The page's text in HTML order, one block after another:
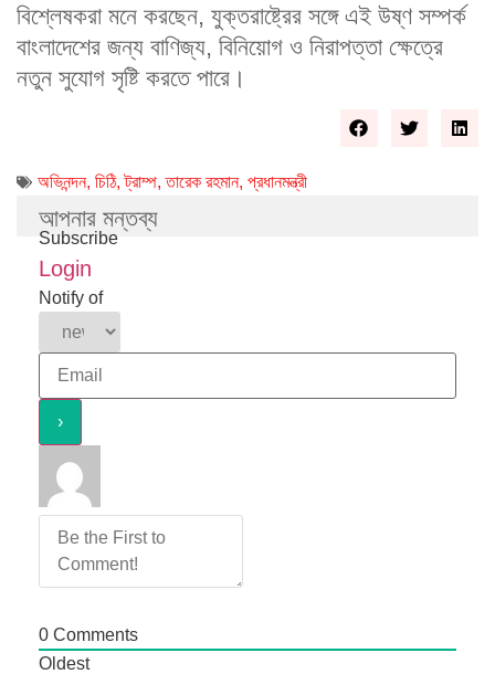
বিশ্লেষকরা মনে করছেন, যুক্তরাষ্ট্রের সঙ্গে এই উষ্ণ সম্পর্ক
বাংলাদেশের জন্য বাণিজ্য, বিনিয়োগ ও নিরাপত্তা ক্ষেত্রে
নতুন সুযোগ সৃষ্টি করতে পারে।
অভিনন্দন, চিঠি,ট্রাম্প,তারেক রহমান, প্রধানমন্ত্রী
আপনার মন্তব্য
Subscribe
Login
Notify of
0 Comments
Oldest